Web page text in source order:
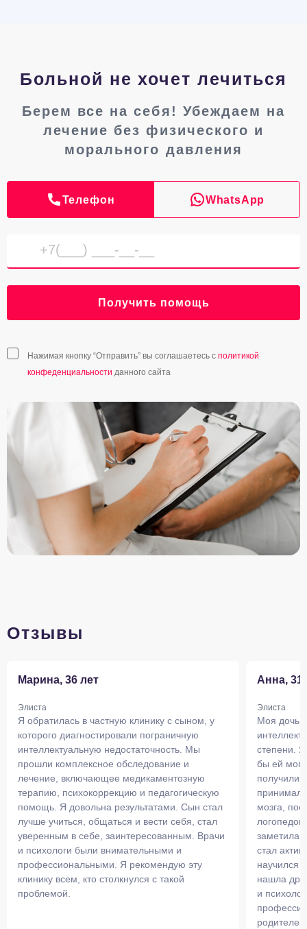
Больной не хочет лечиться
Берем все на себя! Убеждаем на
лечение без физического и
морального давления
Телефон WhatsApp
Получить помощь
Нажимая кнопку “Отправить” вы соглашаетесь с политикой
конфеденциальности данного сайта
Отзывы
Марина, 36 лет
Элиста
Я обратилась в частную клинику с сыном, у
которого диагностировали пограничную
интеллектуальную недостаточность. Мы
прошли комплексное обследование и
лечение, включающее медикаментозную
терапию, психокоррекцию и педагогическую
помощь. Я довольна результатами. Сын стал
лучше учиться, общаться и вести себя, стал
уверенным в себе, заинтересованным. Врачи
и психологи были внимательными и
профессиональными. Я рекомендую эту
клинику всем, кто столкнулся с такой
проблемой.
Анна, 31
Элиста
Моя дочь
степени.
бы ей
получили
мозга,
заметила
стал
научился
нашла
и